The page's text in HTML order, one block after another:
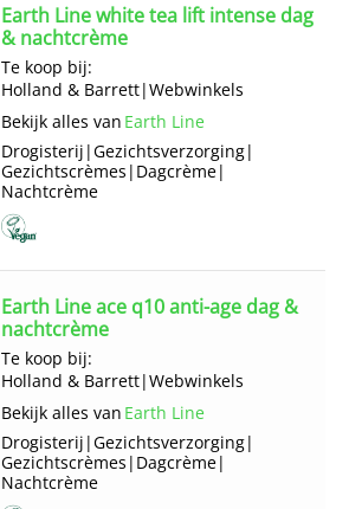
Earth Line white tea lift intense dag
& nachtcrème
Te koop bij:
Holland & Barrett|Webwinkels
Bekijk alles van Earth Line
Drogisterij |Gezichts­verzorging|
Gezichts­crèmes | Dagcrème|
Nachtcrème
Earth Line ace q10 anti-age dag &
nachtcrème
Te koop bij:
Holland & Barrett|Webwinkels
Bekijk alles van Earth Line
Drogisterij |Gezichts­verzorging|
Gezichts­crèmes | Dagcrème|
Nachtcrème